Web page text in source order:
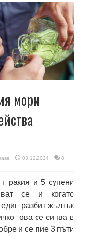
мори
03.12.2024
0
ракия и 5 супени
се и когато
един разбит жълтък
това се сипва в
и се пие 3 пъти